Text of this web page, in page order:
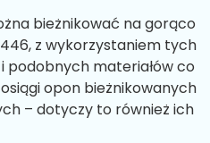
bieżnikować na gorąco
z wykorzystaniem tych
podobnych materiałów co
opon bieżnikowanych
– dotyczy to również ich